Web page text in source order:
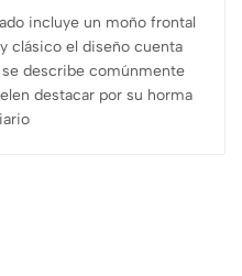
incluye un moño frontal
clásico el diseño cuenta
describe comúnmente
destacar por su horma